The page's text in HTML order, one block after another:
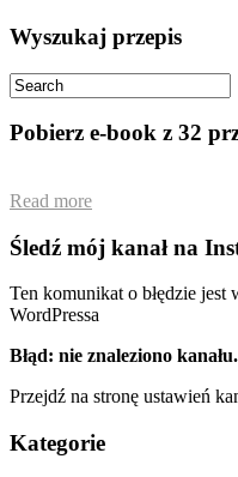
Wyszukaj przepis
Pobierz e-book z 32
Read more
Śledź mój kanał na
Ten komunikat o błędzie
WordPressa
Błąd: nie znaleziono kanału.
Przejdź na stronę ustawień
Kategorie